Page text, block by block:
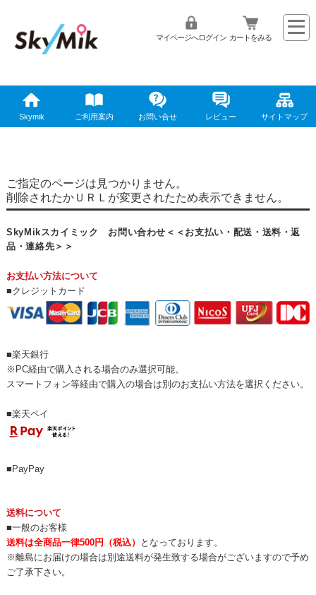
マイページへログイン カートをみる
Skymik ご利用案内 お問い合せ レビュー サイトマップ
ご指定のページは見つかりません。
削除されたかＵＲＬが変更されたため表示できません。
SkyMikスカイミック お問い合わせ＜＜お支払い・配送・送料・返
品・連絡先＞＞
お支払い方法について
■クレジットカード
■楽天銀行
※PC経由で購入される場合のみ選択可能。
スマートフォン等経由で購入の場合は別のお支払い方法を選択ください。
■楽天ペイ
■PayPay
送料について
■一般のお客様
送料は全商品一律500円（税込）
となっております。
※離島にお届けの場合は別途送料が発生致する場合がございますので予め
ご了承下さい。